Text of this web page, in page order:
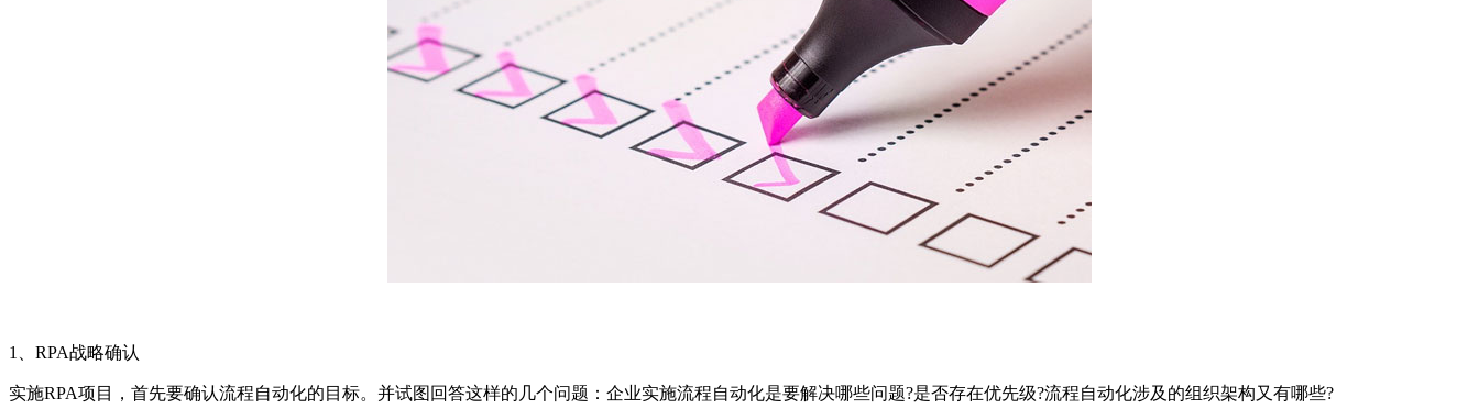
1、RPA战略确认
实施RPA项目，首先要确认流程自动化的目标。并试图回答这样的几个问题：企业实施流程自动化是要解决哪些问题?是否存在优先级?流程自动化涉及的组织架构又有哪些?